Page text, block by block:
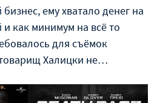
ему хватало денег на
как минимум на всё то
для съёмок
Халицки не…